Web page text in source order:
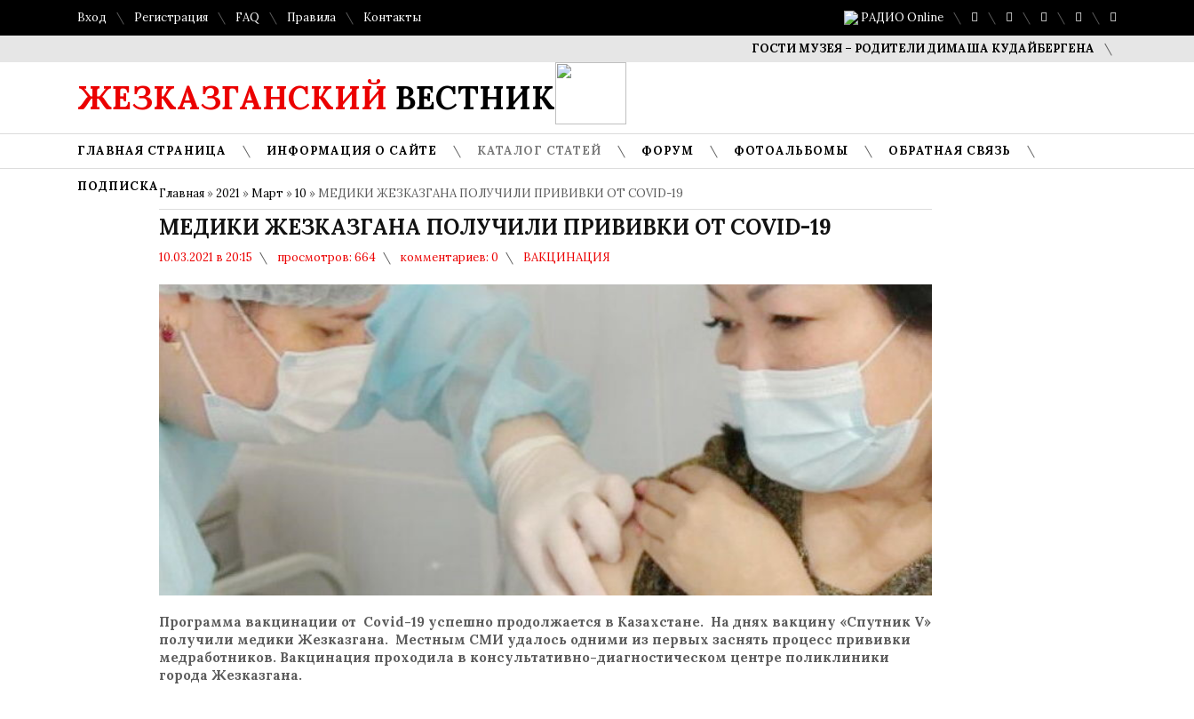
Вход Регистрация FAQ Правила Контакты РАДИО Online
ГОСТИ МУЗЕЯ – РОДИТЕЛИ ДИМАША КУДАЙБЕРГЕНА САФУАН
ЖЕЗКАЗГАНСКИЙ ВЕСТНИК
ГЛАВНАЯ СТРАНИЦА ИНФОРМАЦИЯ О САЙТЕ КАТАЛОГ СТАТЕЙ ФОРУМ ФОТОАЛЬБОМЫ ОБРАТНАЯ СВЯЗЬ
ПОДПИСКАГлавная »2021 »Март »10 » МЕДИКИ ЖЕЗКАЗГАНА ПОЛУЧИЛИ ПРИВИВКИ ОТ COVID-19
МЕДИКИ ЖЕЗКАЗГАНА ПОЛУЧИЛИ ПРИВИВКИ ОТ COVID-19
10.03.2021 в 20:15 просмотров: 664 комментариев: 0 ВАКЦИНАЦИЯ
Программа вакцинации от Covid-19 успешно продолжается в Казахстане. На днях вакцину «Спутник V»
получили медики Жезказгана. Местным СМИ удалось одними из первых заснять процесс прививки
медработников. Вакцинация проходила в консультативно-диагностическом центре поликлиники
города Жезказгана.